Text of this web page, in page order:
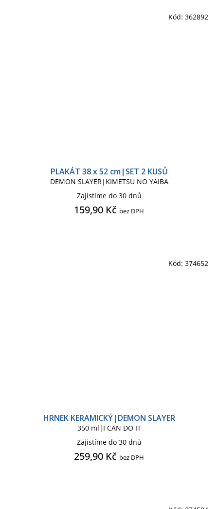
PLAKÁT 38 x 52 cm|SET 2 KUSŮ
DEMON SLAYER|KIMETSU NO YAIBA
Zajistíme do 30 dnů
159,90 Kč bez DPH
Kód: 362892
HRNEK KERAMICKÝ|DEMON SLAYER
350 ml|I CAN DO IT
Zajistíme do 30 dnů
259,90 Kč bez DPH
Kód: 374652